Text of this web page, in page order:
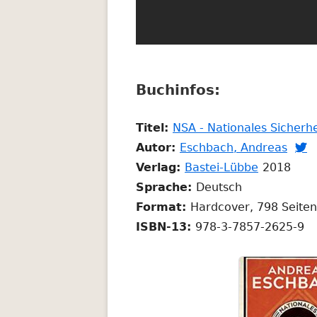
Buchinfos:
Titel: NSA - Nationales
Autor: Eschbach, Andreas In

Verlag: Bastei-Lübbe In
Fenster
öffnen
2018
Sprache: Deutsch
Format: Hardcover, 798 Seiten
ISBN-13: 978-3-7857-2625-9